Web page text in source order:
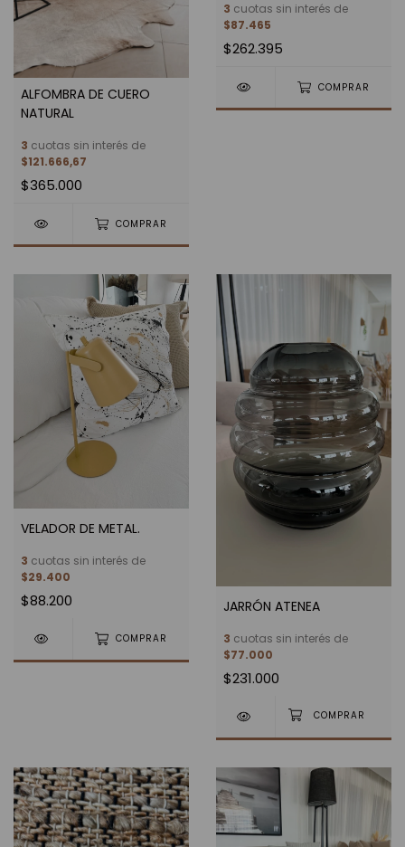
ALFOMBRA DE CUERO
NATURAL
3 cuotas sin interés de
$121.666,67
$365.000
COMPRAR
3 cuotas sin interés de
$87.465
$262.395
COMPRAR
VELADOR DE METAL.
3 cuotas sin interés de
$29.400
$88.200
COMPRAR
JARRÓN ATENEA
3 cuotas sin interés de
$77.000
$231.000